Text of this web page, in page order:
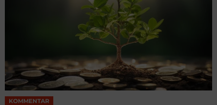
KOMMENTAR